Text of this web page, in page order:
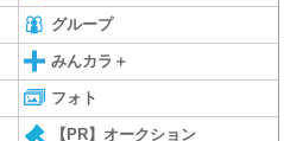
グループ
みんカラ＋
フォト
【PR】オークション